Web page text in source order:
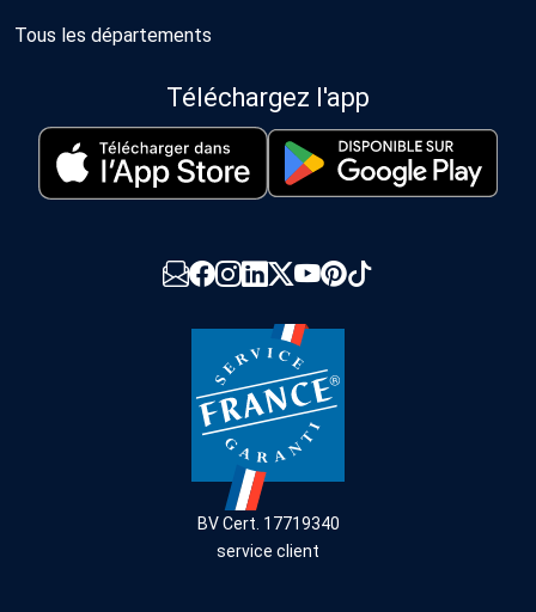
Tous les départements
Téléchargez l'app
BV Cert. 17719340
service client